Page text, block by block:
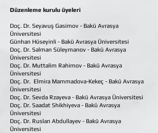
Düzenleme kurulu üyeleri
Doç. Dr. Seyavuş Gasimov - Bakü Avrasya
Üniversitesi
Günhan Hüseyinli - Bakü Avrasya Üniversitesi
Doç. Dr. Salman Süleymanov - Bakü Avrasya
Üniversitesi
Doç. Dr. Muttalim Rahimov - Bakü Avrasya
Üniversitesi
Doç. Dr. Elmira Mammadova-Kekeç - Bakü Avrasya
Üniversitesi
Doç. Dr. Sevda Rzayeva - Bakü Avrasya Üniversitesi
Doç. Dr. Saadat Shikhiyeva - Bakü Avrasya
Üniversitesi
Doç. Dr. Ruslan Abdullayev - Bakü Avrasya
Üniversitesi